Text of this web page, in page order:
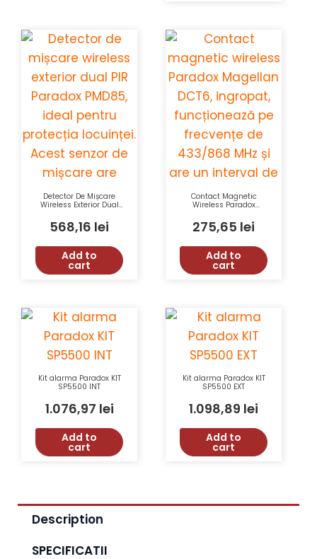
Detector De Mișcare
Wireless Exterior Dual
M, Unghi 90°, Pet
Immunity 40 Kg,
568,16 lei
Add to
cart
Contact Magnetic
Wireless Paradox
Ingropat 433/868 MHz
RF 40 m Monitorizare
275,65 lei
Add to
cart
Kit alarma Paradox KIT
SP5500 INT
1.076,97 lei
Add to
cart
Kit alarma Paradox KIT
SP5500 EXT
1.098,89 lei
Add to
cart
Description
SPECIFICATII